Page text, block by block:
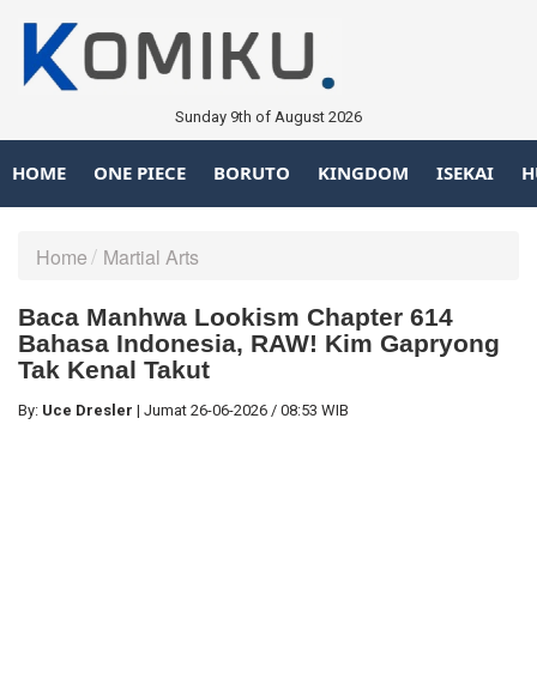
Sunday 9th of August 2026
HOME ONE PIECE BORUTO KINGDOM ISEKAI
Home Martial Arts
Baca Manhwa Lookism Chapter 614
Bahasa Indonesia, RAW! Kim Gapryong
Tak Kenal Takut
By: Uce Dresler | Jumat 26-06-2026 / 08:53 WIB